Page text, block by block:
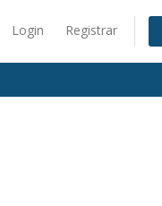
Login Registrar